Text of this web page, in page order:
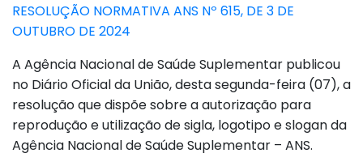
RESOLUÇÃO NORMATIVA ANS Nº 615, DE 3 DE
OUTUBRO DE 2024
A Agência Nacional de Saúde Suplementar publicou
no Diário Oficial da União, desta segunda-feira (07), a
resolução que dispõe sobre a autorização para
reprodução e utilização de sigla, logotipo e slogan da
Agência Nacional de Saúde Suplementar – ANS.